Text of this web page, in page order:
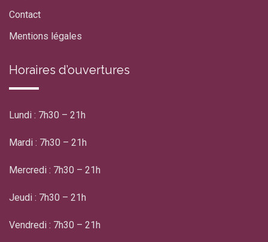
Contact
Mentions légales
Horaires d’ouvertures
Lundi : 7h30 – 21h
Mardi : 7h30 – 21h
Mercredi : 7h30 – 21h
Jeudi : 7h30 – 21h
Vendredi : 7h30 – 21h